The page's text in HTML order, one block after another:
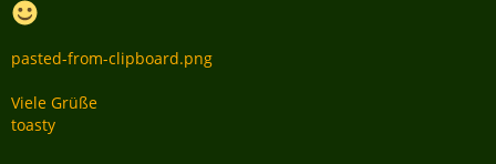
pasted-from-clipboard.png
Viele Grüße
toasty